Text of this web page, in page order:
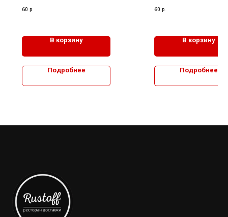
60 р.
В корзину
Подробнее
60 р.
В корзину
Подробнее